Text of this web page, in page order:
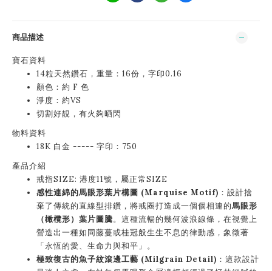
商品描述
寶石資料
14粒天然鑽石，重量：16份，字印0.16
顏色：約 F 色
淨度：約VS
切割好靚，有火夠晒閃
物料資料
18K 白金 ----- 字印：750
產品介紹
戒指SIZE: 港度11號，屬正常SIZE
感性連綿的馬眼形葉片構圖 (Marquise Motif) ：設計捨
棄了傳統的直線型排鑽，將戒圈打造成一個個相連的馬眼形
（橄欖形）葉片圖騰。這種流暢的幾何波浪線條，在視覺上
營造出一種如同藤蔓或桂冠般生生不息的律動感，象徵著
「永恆的愛、生命力與和平」。
極致復古的魚子紋滾邊工藝 (Milgrain Detail) ：這款設計